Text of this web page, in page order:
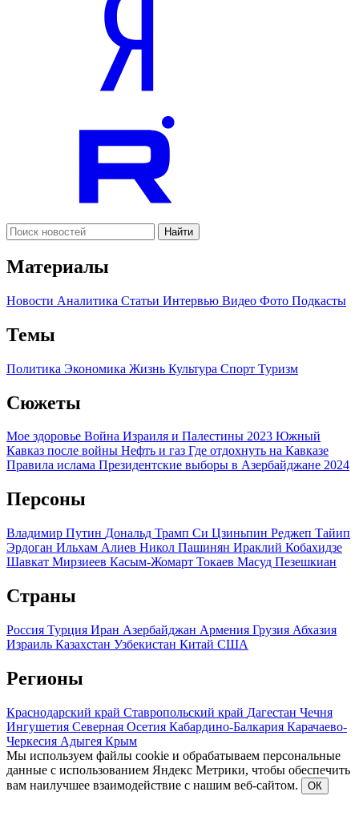
Найти
Материалы
Новости Аналитика Статьи Интервью Видео Фото Подкасты
Темы
Политика Экономика Жизнь Культура Спорт Туризм
Сюжеты
Мое здоровье Война Израиля и Палестины 2023 Южный
Кавказ после войны Нефть и газ Где отдохнуть на Кавказе
Правила ислама Президентские выборы в Азербайджане 2024
Персоны
Владимир Путин Дональд Трамп Си Цзиньпин Реджеп Тайип
Эрдоган Ильхам Алиев Никол Пашинян Ираклий Кобахидзе
Шавкат Мирзиеев Касым-Жомарт Токаев Масуд Пезешкиан
Страны
Россия Турция Иран Азербайджан Армения Грузия Абхазия
Израиль Казахстан Узбекистан Китай США
Регионы
Краснодарский край Ставропольский край Дагестан Чечня
Ингушетия Северная Осетия Кабардино-Балкария Карачаево-
Черкесия Адыгея Крым
Мы используем файлы cookie и обрабатываем персональные
данные с использованием Яндекс Метрики, чтобы обеспечить
вам наилучшее взаимодействие с нашим веб-сайтом.
ОК